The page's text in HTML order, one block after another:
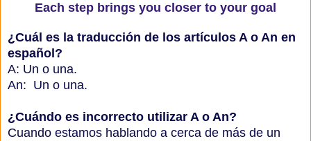
Each step brings you closer to your goal
¿Cuál es la traducción de los artículos A o An en
español?
A: Un o una.
An: Un o una.
¿Cuándo es incorrecto utilizar A o An?
Cuando estamos hablando a cerca de más de un